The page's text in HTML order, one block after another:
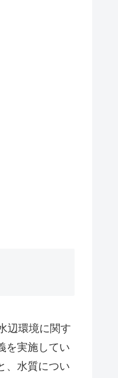
辺環境に関す
を実施してい
、水質につい